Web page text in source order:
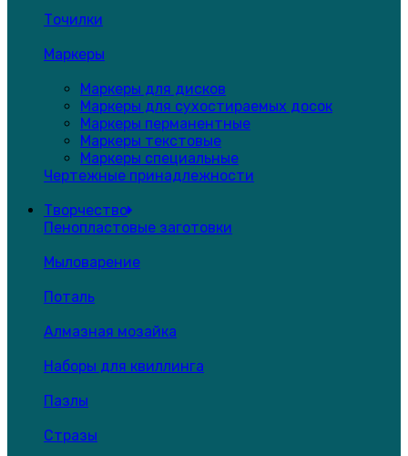
Точилки
Маркеры
Маркеры для дисков
Маркеры для сухостираемых досок
Маркеры перманентные
Маркеры текстовые
Маркеры специальные
Чертежные принадлежности
Творчество
Пенопластовые заготовки
Мыловарение
Поталь
Алмазная мозайка
Наборы для квиллинга
Пазлы
Стразы